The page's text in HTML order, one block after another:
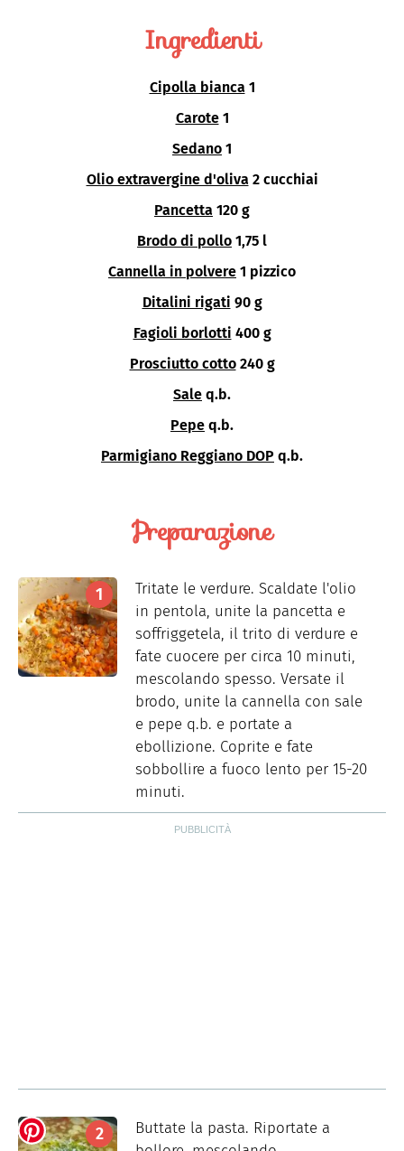
Ingredienti
Cipolla bianca 1
Carote 1
Sedano 1
Olio extravergine d'oliva 2 cucchiai
Pancetta 120 g
Brodo di pollo 1,75 l
Cannella in polvere 1 pizzico
Ditalini rigati 90 g
Fagioli borlotti 400 g
Prosciutto cotto 240 g
Sale q.b.
Pepe q.b.
Parmigiano Reggiano DOP q.b.
Preparazione
Tritate le verdure. Scaldate l'olio
in pentola, unite la pancetta e
soffriggetela, il trito di verdure e
fate cuocere per circa 10 minuti,
mescolando spesso. Versate il
brodo, unite la cannella con sale
e pepe q.b. e portate a
ebollizione. Coprite e fate
sobbollire a fuoco lento per 15-20
minuti.
Buttate la pasta. Riportate a